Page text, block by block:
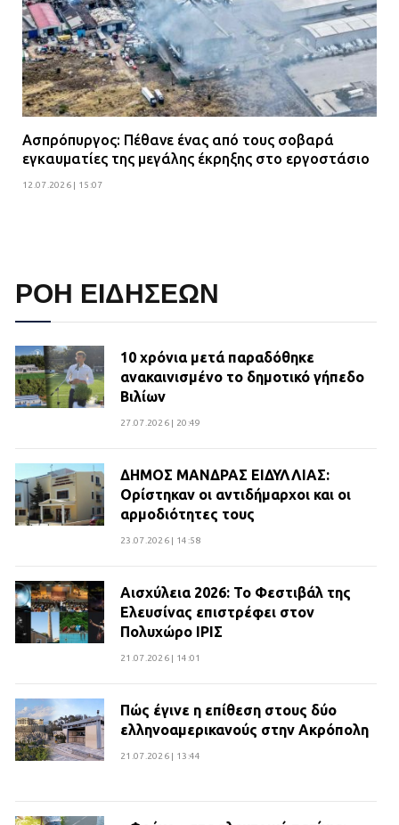
Ασπρόπυργος: Πέθανε ένας από τους σοβαρά
εγκαυματίες της μεγάλης έκρηξης στο εργοστάσιο
12.07.2026 | 15:07
ΡΟΗ ΕΙΔΗΣΕΩΝ
10 χρόνια μετά παραδόθηκε
ανακαινισμένο το δημοτικό γήπεδο
Βιλίων
27.07.2026 | 20:49
ΔΗΜΟΣ ΜΑΝΔΡΑΣ ΕΙΔΥΛΛΙΑΣ:
Ορίστηκαν οι αντιδήμαρχοι και οι
αρμοδιότητες τους
23.07.2026 | 14:58
Αισχύλεια 2026: Το Φεστιβάλ της
Ελευσίνας επιστρέφει στον
Πολυχώρο ΙΡΙΣ
21.07.2026 | 14:01
Πώς έγινε η επίθεση στους δύο
ελληνοαμερικανούς στην Ακρόπολη
21.07.2026 | 13:44